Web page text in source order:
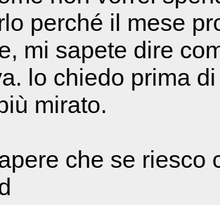
perché il mese
mi sapete dire
lo chiedo prima
mirato.
che se riesco